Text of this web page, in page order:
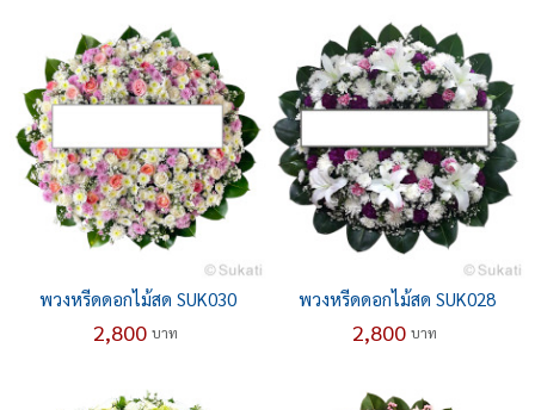
พวงหรีดดอกไม้สด SUK030
2,800 บาท
พวงหรีดดอกไม้สด SUK028
2,800 บาท